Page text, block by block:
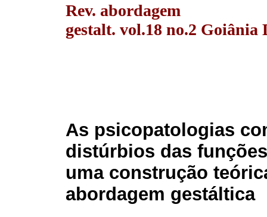
Rev. abordagem
gestalt. vol.18 no.2 Goiânia
As psicopatologias
distúrbios das
uma construção
abordagem gestáltica